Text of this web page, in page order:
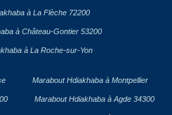
à La Flèche 72200
à Château-Gontier 53200
à La Roche-sur-Yon
Marabout Hdiakhaba à Montpellier
Marabout Hdiakhaba à Agde 34300